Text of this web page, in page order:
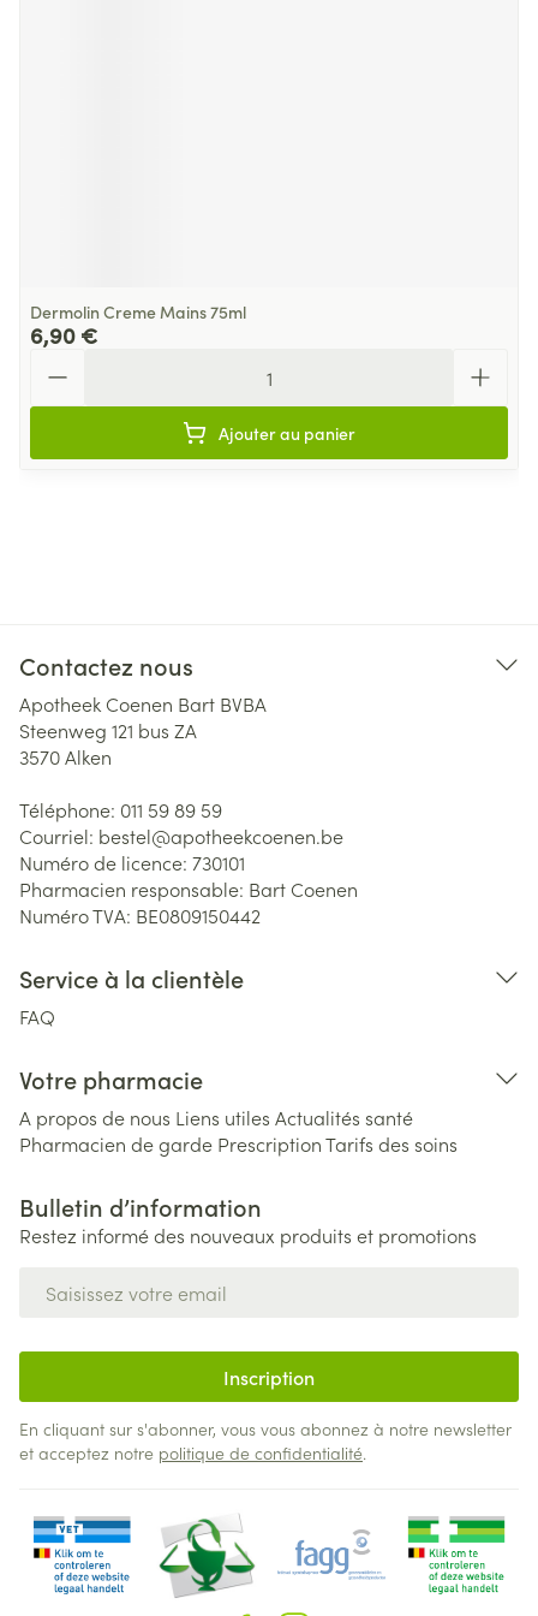
Dermolin Creme Mains 75ml
6,90 €
Ajouter au panier
Contactez nous
Apotheek Coenen Bart BVBA
Steenweg 121 bus ZA
3570Alken
Téléphone: 011 59 89 59
Courriel: bestel@apotheekcoenen.be
Numéro de licence: 730101
Pharmacien responsable: Bart Coenen
Numéro TVA: BE0809150442
Service à la clientèle
FAQ
Votre pharmacie
A propos de nous Liens utiles Actualités santé
Pharmacien de garde PrescriptionTarifs des soins
Bulletin d’information
Restez informé des nouveaux produits et promotions
Inscription
En cliquant sur s'abonner, vous vous abonnez à notre newsletter
et acceptez notre politique de confidentialité.